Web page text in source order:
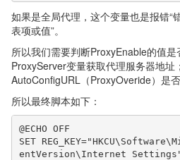
如果是全局代理，这个变量也是报错“
表项或值”。
所以我们需要判断ProxyEnable的值
ProxyServer变量获取代理服务器地
AutoConfigURL（ProxyOveride）是否
所以最终脚本如下：
@ECHO OFF
SET
entVersion\Internet